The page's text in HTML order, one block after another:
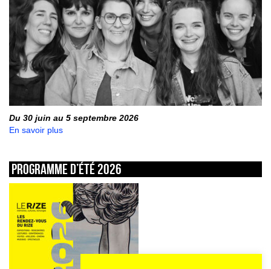
Du 30 juin au 5 septembre 2026
En savoir plus
Programme d’été 2026